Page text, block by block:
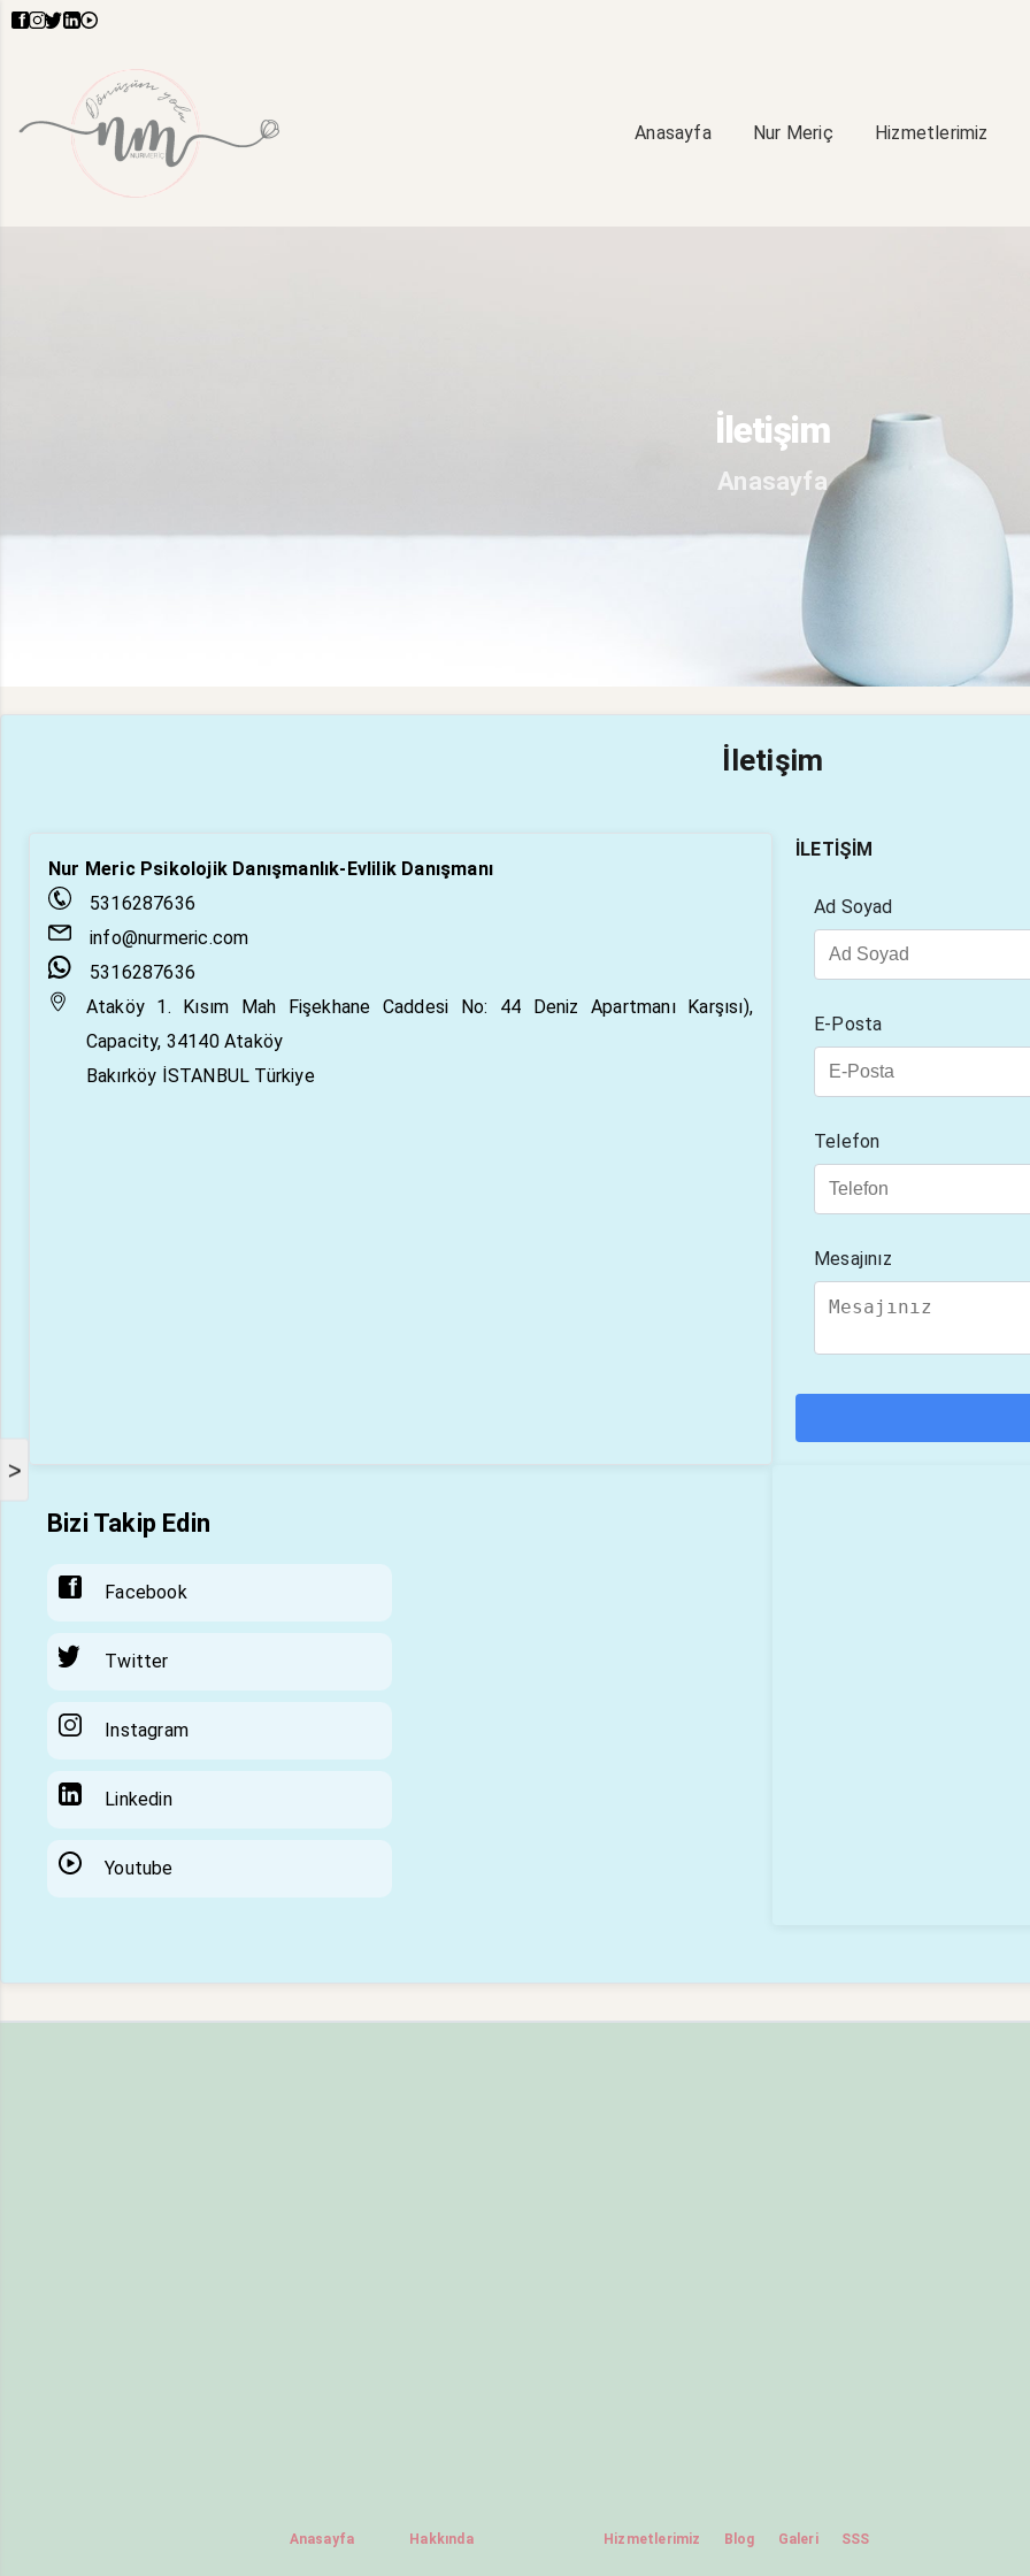
Anasayfa Nur Meriç Hizmetlerimiz
>
İletişim
Anasayfa
İletişim
Nur Meric Psikolojik Danışmanlık-Evlilik Danışmanı
5316287636
info@nurmeric.com
5316287636
Ataköy 1. Kısım Mah Fişekhane Caddesi No: 44 Deniz Apartmanı Karşısı),
Capacity, 34140 Ataköy
Bakırköy İSTANBUL Türkiye
İLETIŞIM
Ad Soyad
E-Posta
Telefon
Mesajınız
Bizi Takip Edin
Facebook
Twitter
Instagram
Linkedin
Youtube
Anasayfa Hakkında Hizmetlerimiz Blog Galeri SSS